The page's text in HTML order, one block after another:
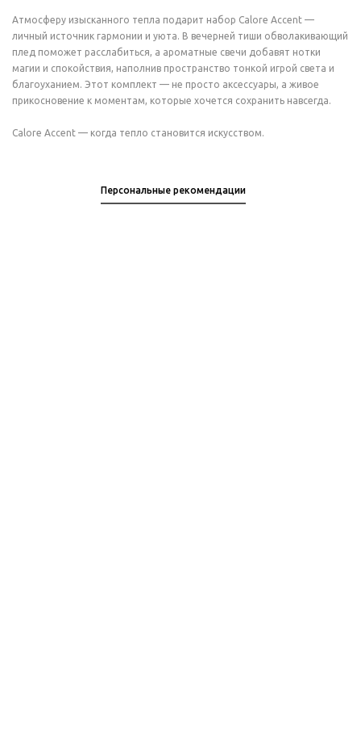
Атмосферу изысканного тепла подарит набор Calore Accent —
личный источник гармонии и уюта. В вечерней тиши обволакивающий
плед поможет расслабиться, а ароматные свечи добавят нотки
магии и спокойствия, наполнив пространство тонкой игрой света и
благоуханием. Этот комплект — не просто аксессуары, а живое
прикосновение к моментам, которые хочется сохранить навсегда.
Calore Accent — когда тепло становится искусством.
Персональные рекомендации